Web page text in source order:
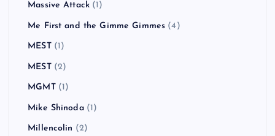
Massive Attack (1)
Me First and the Gimme Gimmes (4)
MEST(1)
MEST(2)
MGMT(1)
Mike Shinoda(1)
Millencolin (2)